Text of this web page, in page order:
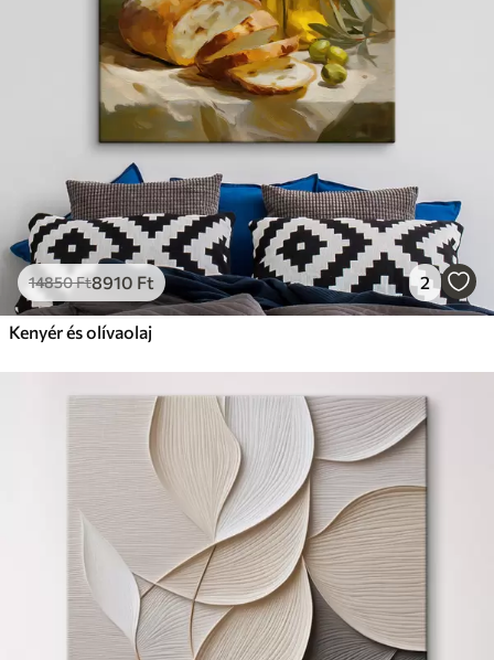
14850Ft8910 Ft 2
Kenyér és olívaolaj